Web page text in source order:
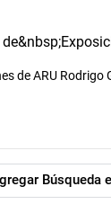
de ARU Rodrigo
Búsqueda